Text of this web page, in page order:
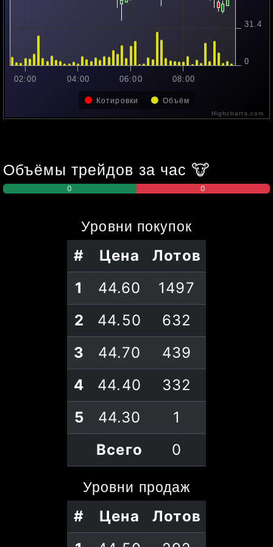
Котировки Объём
02:00 04:00 06:00 08:00
31.4
0
Highcharts.com
Объёмы трейдов за час 🐮
0 0
Уровни покупок
# Цена
Лотов
1
44.60
1497
2
44.50
632
3
44.70
439
4
44.40
332
5
44.30
1
Всего
0
Уровни продаж
# Цена
Лотов